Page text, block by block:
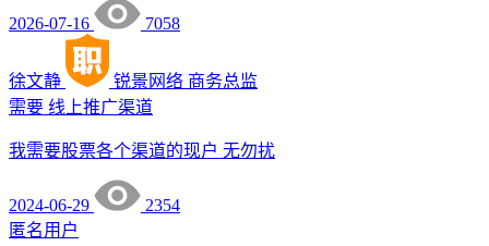
2026-07-16 7058
徐文静 锐景网络 商务总监
需要 线上推广渠道
我需要股票各个渠道的现户 无勿扰
2024-06-29
2354
匿名用户